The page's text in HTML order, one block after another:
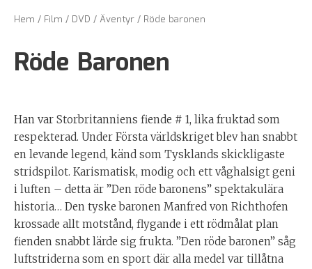
Hem / Film / DVD /Äventyr/ Röde baronen
Röde Baronen
Han var Storbritanniens fiende # 1, lika fruktad som
respekterad. Under Första världskriget blev han snabbt
en levande legend, känd som Tysklands skickligaste
stridspilot. Karismatisk, modig och ett våghalsigt geni
i luften – detta är ”Den röde baronens” spektakulära
historia… Den tyske baronen Manfred von Richthofen
krossade allt motstånd, flygande i ett rödmålat plan
fienden snabbt lärde sig frukta. ”Den röde baronen” såg
luftstriderna som en sport där alla medel var tillåtna